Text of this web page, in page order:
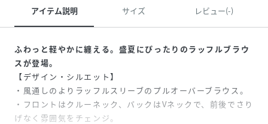
アイテム説明 サイズ レビュー(-)
ふわっと軽やかに纏える。盛夏にぴったりのラッフルブラウ
スが登場。
【デザイン・シルエット】
・風通しのよりラッフルスリーブのプルオーバーブラウス。
・フロントはクルーネック、バックはVネックで、前後でさり
げなく雰囲気をチェンジ。